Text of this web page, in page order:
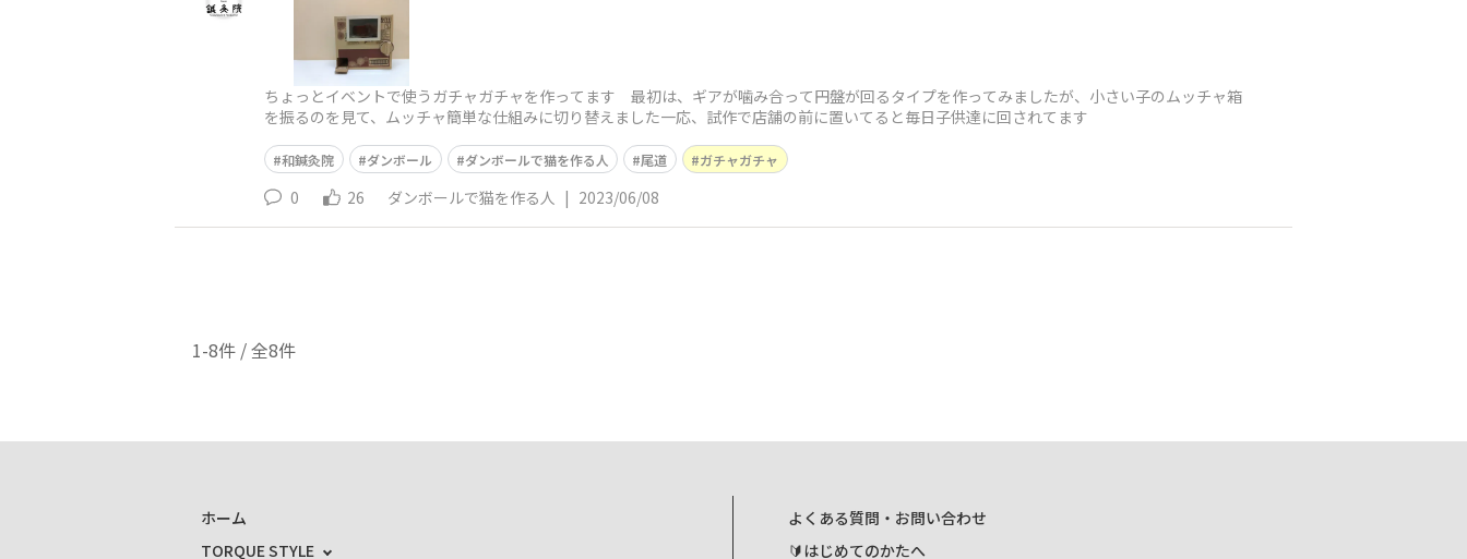
ちょっとイベントで使うガチャガチャを作ってます 最初は、ギアが噛み合って円盤が回るタイプを作ってみましたが、小さい子のムッチャ箱
を振るのを見て、ムッチャ簡単な仕組みに切り替えました一応、試作で店舗の前に置いてると毎日子供達に回されてます
和鍼灸院 ダンボール ダンボールで猫を作る人 尾道 ガチャガチャ
0 26 ダンボールで猫を作る人 | 2023/06/08
1-8件 / 全8件
ホーム
TORQUE STYLE
よくある質問・お問い合わせ
🔰はじめてのかたへ